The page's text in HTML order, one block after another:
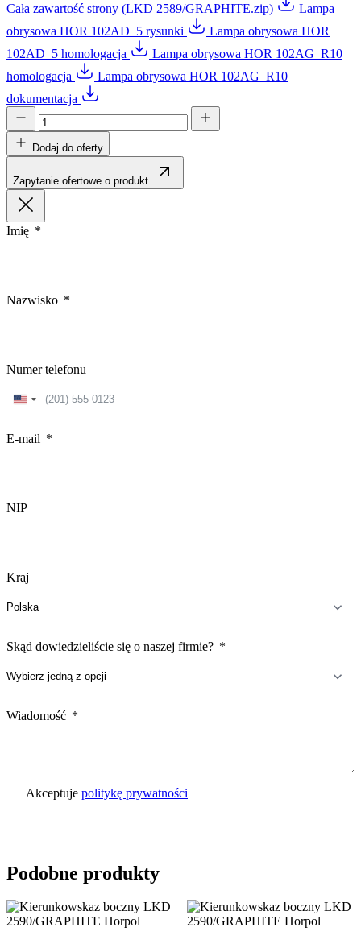
Cała zawartość strony (LKD 2589/GRAPHITE.zip)
Lampa
obrysowa HOR 102AD_5 rysunki
Lampa obrysowa HOR
102AD_5 homologacja
Lampa obrysowa HOR 102AG_R10
homologacja
Lampa obrysowa HOR 102AG_R10
dokumentacja
Dodaj do oferty
Zapytanie ofertowe o produkt
Imię
Nazwisko
Numer telefonu
United
E-mail
NIP
Kraj
Skąd dowiedzieliście się o naszej firmie?
Wiadomość
Akceptuje politykę prywatności
Podobne produkty